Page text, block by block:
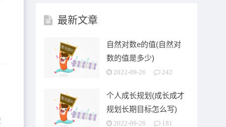
最新文章
自然对数e的值(自然对
数的值是多少)
2022-09-26 242
个人成长规划(成长成才
规划长期目标怎么写)
2022-09-26 181